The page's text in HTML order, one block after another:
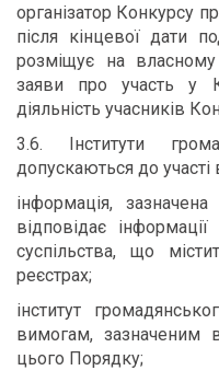
організатор Конкурсу
після кінцевої дати
розміщує на власному
заяви про участь у
діяльність учасників
3.6. Інститути
допускаються до участі
інформація,
відповідає
суспільства, що
реєстрах;
інститут
вимогам, зазначеним
цього Порядку;